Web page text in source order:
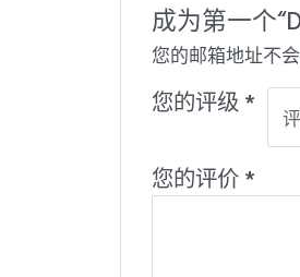
成为第一个
您的邮箱地址不会
您的评级*
您的评价*